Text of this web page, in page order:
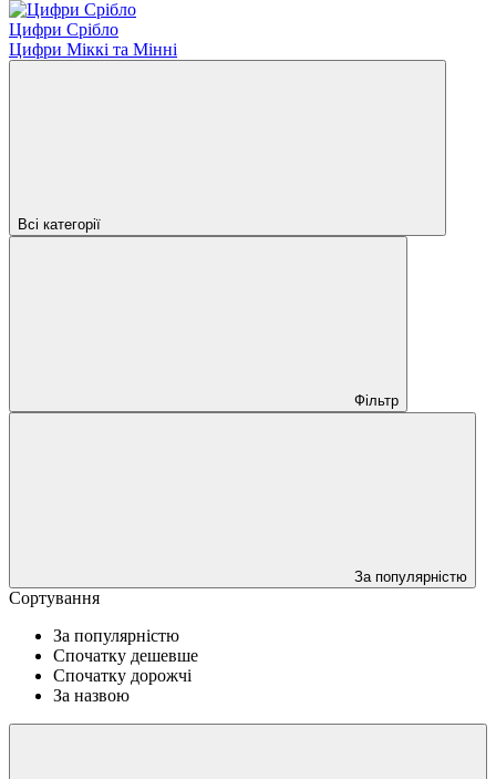
Цифри Срібло
Цифри Міккі та Мінні
Всі категорії
Фільтр
За популярністю
Сортування
За популярністю
Спочатку дешевше
Спочатку дорожчі
За назвою